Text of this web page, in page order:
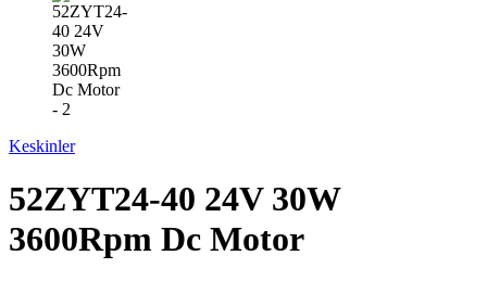
Keskinler
52ZYT24-40 24V 30W
3600Rpm Dc Motor